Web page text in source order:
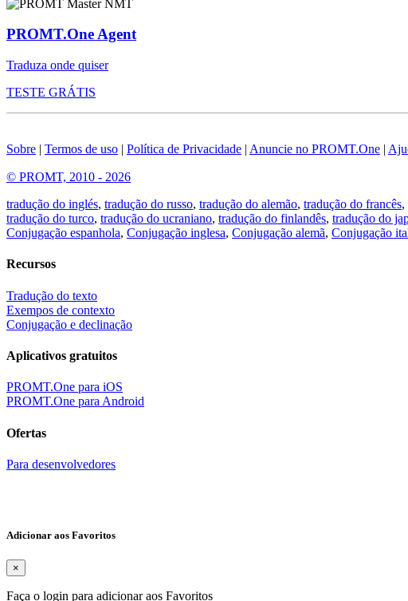
PROMT.One Agent
Traduza onde quiser
TESTE GRÁTIS
Sobre | Termos de uso | Política de Privacidade | Anuncie no PROMT.One |
© PROMT, 2010 - 2026
tradução do inglés, tradução do russo, tradução do alemão, tradução do francês,
tradução do turco, tradução do ucraniano, tradução do finlandês, tradução do
Conjugação espanhola, Conjugação inglesa, Conjugação alemã, Conjugação
Recursos
Tradução do texto
Exempos de contexto
Conjugação e declinação
Aplicativos gratuitos
PROMT.One para iOS
PROMT.One para Android
Ofertas
Para desenvolvedores
Adicionar aos Favoritos
×
Faça o login para adicionar aos Favoritos